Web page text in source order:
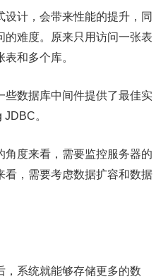
计，会带来性能的提升，同
的难度。原来只用访问一张表
和多个库。
些数据库中间件提供了最佳实
。
角度来看，需要监控服务器的
看，需要考虑数据扩容和数据
，系统就能够存储更多的数